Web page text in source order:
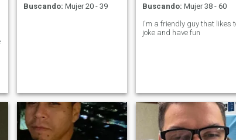
Buscando: Mujer 20 - 39
Buscando: Mujer 38 - 60
I'm a friendly guy that likes
joke and have fun